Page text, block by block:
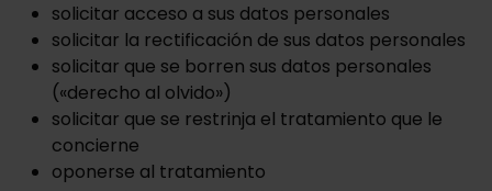
solicitar acceso a sus datos personales
solicitar la rectificación de sus datos personales
solicitar que se borren sus datos personales
(«derecho al olvido»)
solicitar que se restrinja el tratamiento que le
concierne
oponerse al tratamiento